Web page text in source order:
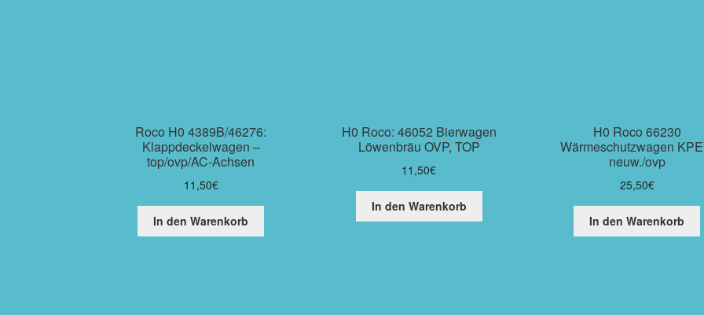
Roco H0 4389B/46276:
Klappdeckelwagen –
top/ovp/AC-Achsen
11,50€
In den Warenkorb
H0 Roco: 46052 Bierwagen
Löwenbräu OVP, TOP
11,50€
In den Warenkorb
H0 Roco 66230
Wärmeschutzwagen
neuw./ovp
25,50€
In den Warenkorb